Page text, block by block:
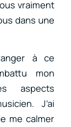
vraiment
dans une
à ce
mon
aspects
J’ai
me calmer